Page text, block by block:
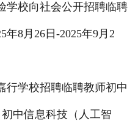
校向社会公开招聘临聘
8月26日-2025年9月2
学校招聘临聘教师初中
中信息科技（人工智